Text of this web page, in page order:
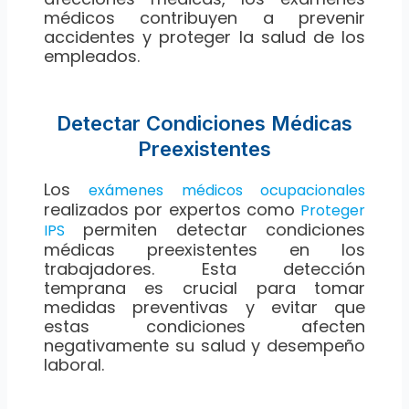
médicos contribuyen a prevenir
accidentes y proteger la salud de los
empleados.
Detectar Condiciones Médicas
Preexistentes
Losexámenes médicos ocupacionales
realizados por expertos como Proteger
IPS permiten detectar condiciones
médicas preexistentes en los
trabajadores. Esta detección
temprana es crucial para tomar
medidas preventivas y evitar que
estas condiciones afecten
negativamente su salud y desempeño
laboral.